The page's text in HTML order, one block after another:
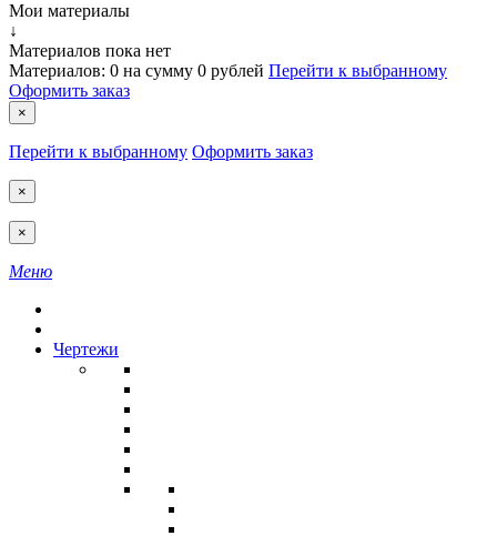
Мои материалы
↓
Материалов пока нет
Материалов: 0 на сумму 0 рублей Перейти к выбранному
Оформить заказ
×
Перейти к выбранному Оформить заказ
×
×
Меню
Чертежи